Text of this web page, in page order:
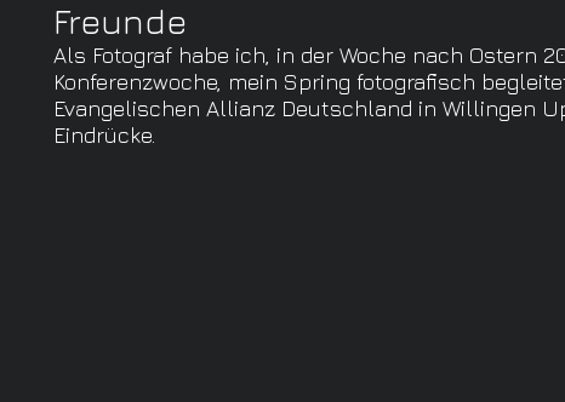
Freunde
Als Fotograf habe ich, in der Woche nach Ostern
Konferenzwoche, mein Spring fotografisch
Evangelischen Allianz Deutschland in Willingen
Eindrücke.